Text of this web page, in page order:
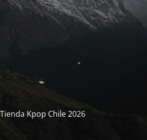
Kpop Chile 2026